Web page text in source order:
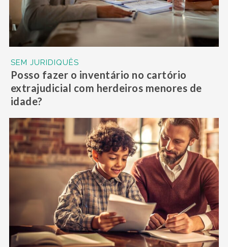
SEM JURIDIQUÊS
Posso fazer o inventário no cartório
extrajudicial com herdeiros menores de
idade?